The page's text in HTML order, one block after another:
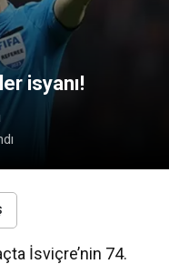
isyanı!
İsviçre’nin 74.